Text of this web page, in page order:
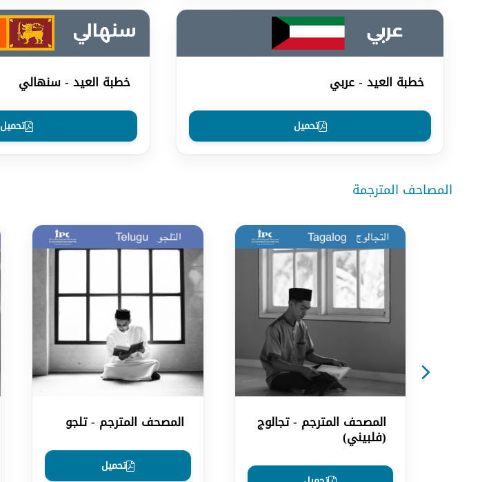
خطبة العيد - سنهالي
تحميل
خطبة العيد - عربي
تحميل
المصاحف المترجمة
المصحف المترجم - تلجو
تحميل
المصحف المترجم - تجالوج
(فلبيني)